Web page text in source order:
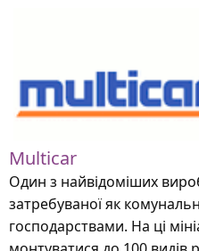
Multicar
Один з найвідоміших
затребуваної як
господарствами. На ці